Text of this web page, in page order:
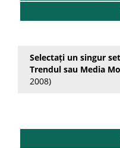
2015
2016
2018
Selectați un singur
Trendul sau Media
2008)